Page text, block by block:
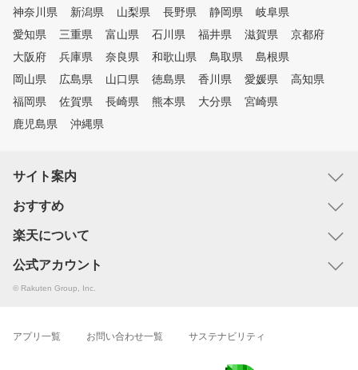
神奈川県
新潟県 山梨県 長野県 静岡県
岐阜県
愛知県
三重県 富山県 石川県 福井県 滋賀県
京都府
大阪府
兵庫県 奈良県 和歌山県 鳥取県
島根県
岡山県
広島県 山口県 徳島県 香川県 愛媛県
高知県
福岡県
佐賀県 長崎県 熊本県 大分県
宮崎県
鹿児島県
沖縄県
サイト案内
おすすめ
楽天について
公式アカウント
© Rakuten Group, Inc.
アプリ一覧 お問い合わせ一覧 サステナビリティ